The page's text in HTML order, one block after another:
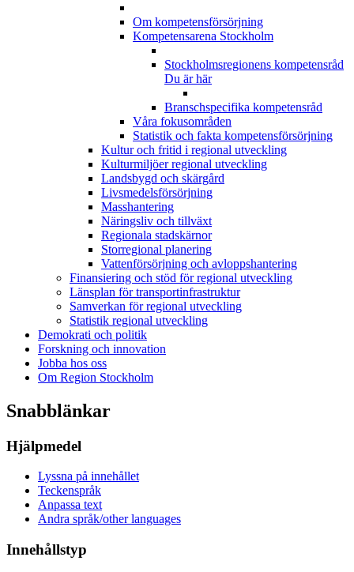
Om kompetensförsörjning
Kompetensarena Stockholm
Stockholmsregionens kompetensråd
Du är här
Branschspecifika kompetensråd
Våra fokusområden
Statistik och fakta kompetensförsörjning
Kultur och fritid i regional utveckling
Kulturmiljöer regional utveckling
Landsbygd och skärgård
Livsmedelsförsörjning
Masshantering
Näringsliv och tillväxt
Regionala stadskärnor
Storregional planering
Vattenförsörjning och avloppshantering
Finansiering och stöd för regional utveckling
Länsplan för transportinfrastruktur
Samverkan för regional utveckling
Statistik regional utveckling
Demokrati och politik
Forskning och innovation
Jobba hos oss
Om Region Stockholm
Snabblänkar
Hjälpmedel
Lyssna på innehållet
Teckenspråk
Anpassa text
Andra språk/other languages
Innehållstyp